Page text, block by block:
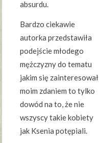
absurdu.
Bardzo ciekawie
autorka przedstawiła
podejście młodego
mężczyzny do tematu
jakim się zainteresował,
moim zdaniem to tylko
dowód na to, że nie
wszyscy takie kobiety
jak Ksenia potępiali.